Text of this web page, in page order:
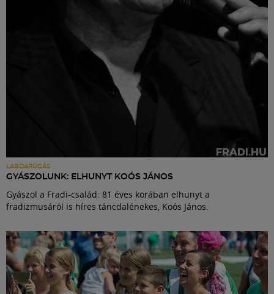
LABDARÚGÁS
GYÁSZOLUNK: ELHUNYT KOÓS JÁNOS
Gyászol a Fradi-család: 81 éves korában elhunyt a
fradizmusáról is híres táncdalénekes, Koós János.
Shop
Közösség
Múzeum
English